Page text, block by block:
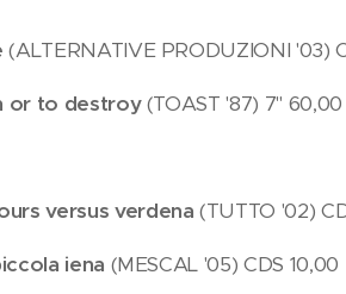
(ALTERNATIVE PRODUZIONI '03)
or to destroy(TOAST '87) 7" 60,00
versus verdena(TUTTO '02)
iena (MESCAL '05) CDS 10,00